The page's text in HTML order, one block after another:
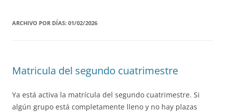
ARCHIVO POR DÍAS: 01/02/2026
Matricula del segundo cuatrimestre
Ya está activa la matrícula del segundo cuatrimestre. Si
algún grupo está completamente lleno y no hay plazas